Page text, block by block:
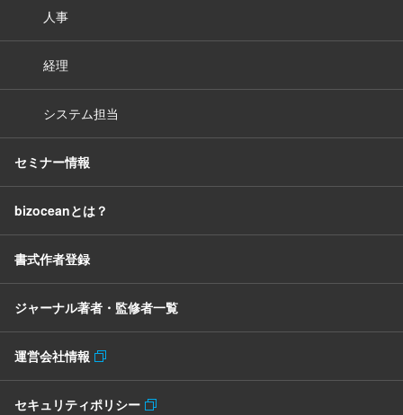
人事
経理
システム担当
セミナー情報
bizoceanとは？
書式作者登録
ジャーナル著者・監修者一覧
運営会社情報
セキュリティポリシー